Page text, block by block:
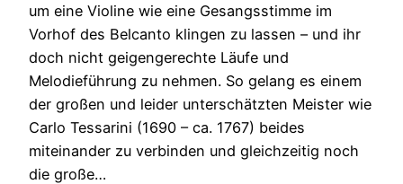
um eine Violine wie eine Gesangsstimme im
Vorhof des Belcanto klingen zu lassen – und ihr
doch nicht geigengerechte Läufe und
Melodieführung zu nehmen. So gelang es einem
der großen und leider unterschätzten Meister wie
Carlo Tessarini (1690 – ca. 1767) beides
miteinander zu verbinden und gleichzeitig noch
die große…